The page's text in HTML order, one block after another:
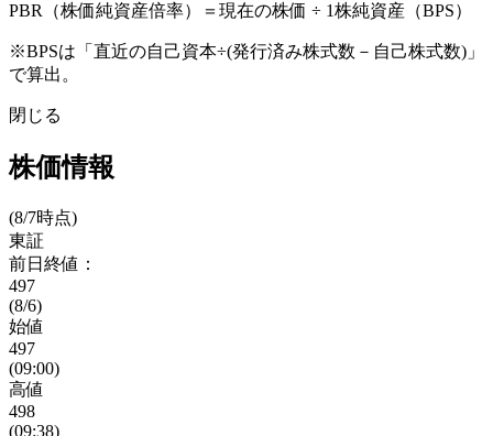
PBR（株価純資産倍率）＝現在の株価 ÷ 1株純資産（BPS）
※BPSは「直近の自己資本÷(発行済み株式数－自己株式数)」
で算出。
閉じる
株価情報
(8/7時点)
東証
前日終値：
497
(8/6)
始値
497
(09:00)
高値
498
(09:38)